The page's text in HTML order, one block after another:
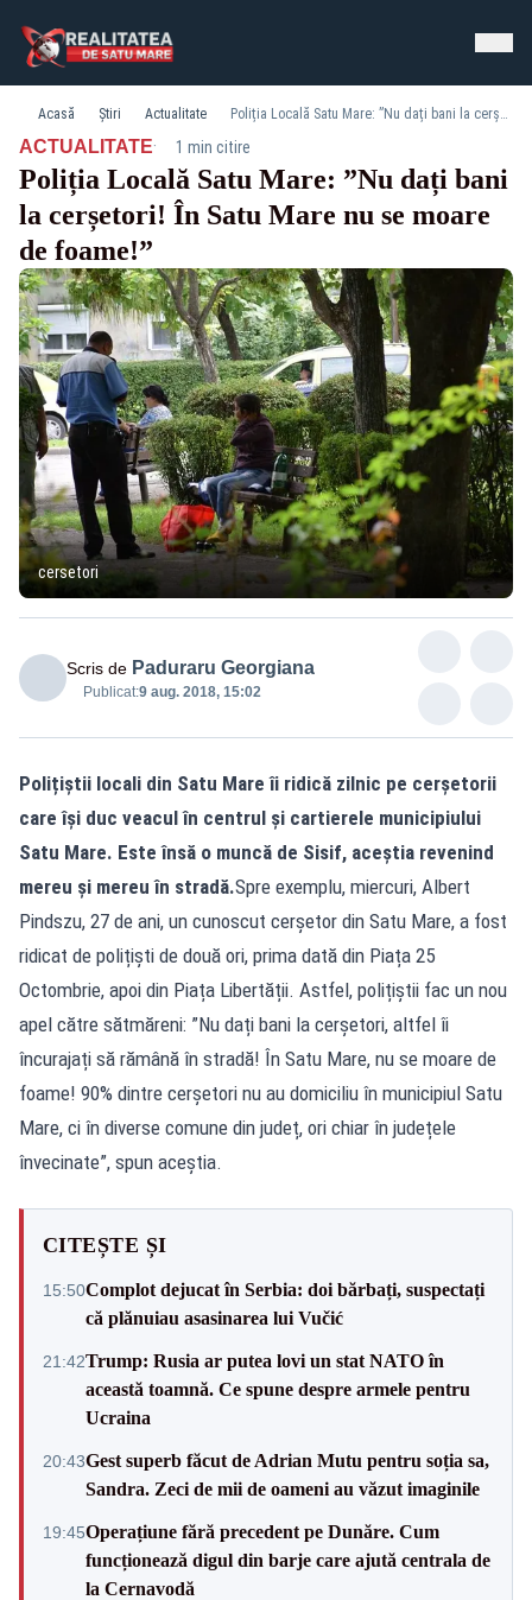
Acasă Știri Actualitate Poliția Locală Satu Mare: ”Nu dați bani la cerșetori! În Satu Mare nu se moare de foame!”
ACTUALITATE· 1 min citire
Poliția Locală Satu Mare: ”Nu dați bani
la cerșetori! În Satu Mare nu se moare
de foame!”
cersetori
Scris de Paduraru Georgiana
Publicat:9 aug. 2018, 15:02
Polițiștii locali din Satu Mare îi ridică zilnic pe cerșetorii
care își duc veacul în centrul și cartierele municipiului
Satu Mare. Este însă o muncă de Sisif, aceștia revenind
mereu și mereu în stradă.Spre exemplu, miercuri, Albert
Pindszu, 27 de ani, un cunoscut cerșetor din Satu Mare, a fost
ridicat de polițiști de două ori, prima dată din Piața 25
Octombrie, apoi din Piața Libertății. Astfel, polițiștii fac un nou
apel către sătmăreni: ”Nu dați bani la cerșetori, altfel îi
încurajați să rămână în stradă! În Satu Mare, nu se moare de
foame! 90% dintre cerșetori nu au domiciliu în municipiul Satu
Mare, ci în diverse comune din județ, ori chiar în județele
învecinate”, spun aceștia.
CITEȘTE ȘI
15:50Complot dejucat în Serbia: doi bărbați, suspectați
că plănuiau asasinarea lui Vučić
21:42Trump: Rusia ar putea lovi un stat NATO în
această toamnă. Ce spune despre armele pentru
Ucraina
20:43Gest superb făcut de Adrian Mutu pentru soția sa,
Sandra. Zeci de mii de oameni au văzut imaginile
19:45Operațiune fără precedent pe Dunăre. Cum
funcționează digul din barje care ajută centrala de
la Cernavodă